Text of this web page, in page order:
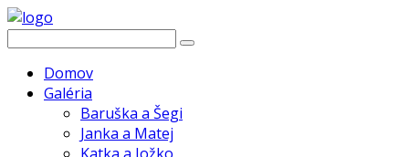
Domov
Galéria
Baruška a Šegi
Janka a Matej